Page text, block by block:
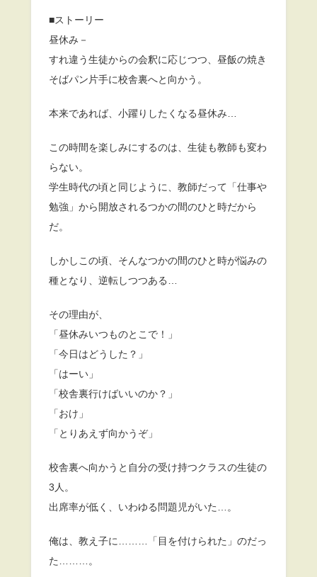
■ストーリー
昼休み－
すれ違う生徒からの会釈に応じつつ、昼飯の焼き
そばパン片手に校舎裏へと向かう。
本来であれば、小躍りしたくなる昼休み…
この時間を楽しみにするのは、生徒も教師も変わ
らない。
学生時代の頃と同じように、教師だって「仕事や
勉強」から開放されるつかの間のひと時だから
だ。
しかしこの頃、そんなつかの間のひと時が悩みの
種となり、逆転しつつある…
その理由が、
「昼休みいつものとこで！」
「今日はどうした？」
「はーい」
「校舎裏行けばいいのか？」
「おけ」
「とりあえず向かうぞ」
校舎裏へ向かうと自分の受け持つクラスの生徒の
3人。
出席率が低く、いわゆる問題児がいた…。
俺は、教え子に………「目を付けられた」のだっ
た………。